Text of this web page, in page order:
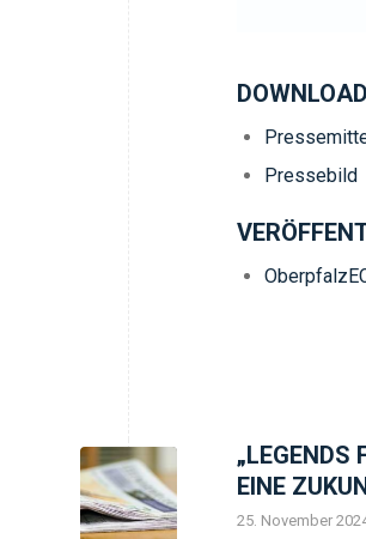
Pressebild
„LEGENDS
EINE
25. November